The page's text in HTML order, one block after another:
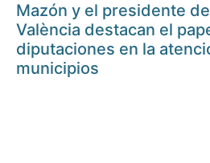
Mazón y el presidente
València destacan el
diputaciones en la
municipios